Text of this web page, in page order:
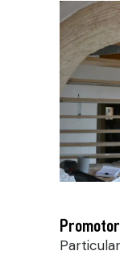
Particular